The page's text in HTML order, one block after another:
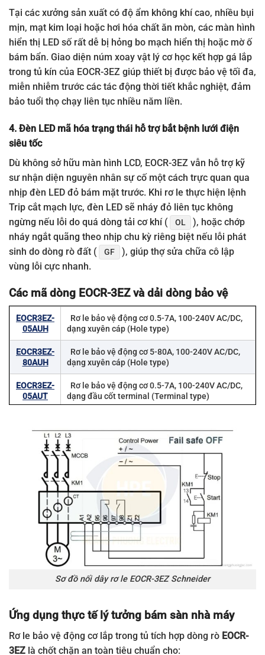
Tại các xưởng sản xuất có độ ẩm không khí cao, nhiều bụi
mịn, mạt kim loại hoặc hơi hóa chất ăn mòn, các màn hình
hiển thị LED số rất dễ bị hỏng bo mạch hiển thị hoặc mờ ố
bám bẩn. Giao diện núm xoay vật lý cơ học kết hợp gá lắp
trong tủ kín của EOCR-3EZ giúp thiết bị được bảo vệ tối đa,
miễn nhiễm trước các tác động thời tiết khắc nghiệt, đảm
bảo tuổi thọ chạy liên tục nhiều năm liền.
4. Đèn LED mã hóa trạng thái hỗ trợ bắt bệnh lưới điện
siêu tốc
Dù không sở hữu màn hình LCD, EOCR-3EZ vẫn hỗ trợ kỹ
sư nhận diện nguyên nhân sự cố một cách trực quan qua
nhịp đèn LED đỏ bám mặt trước. Khi rơ le thực hiện lệnh
Trip cắt mạch lực, đèn LED sẽ nháy đỏ liên tục không
ngừng nếu lỗi do quá dòng tải cơ khí (
OL
), hoặc chớp
nháy ngắt quãng theo nhịp chu kỳ riêng biệt nếu lỗi phát
sinh do dòng rò đất (
GF
), giúp thợ sửa chữa cô lập
vùng lỗi cực nhanh.
Các mã dòng EOCR-3EZ và dải dòng bảo vệ
EOCR3EZ-
05AUH
Rơ le bảo vệ động cơ 0.5-7A, 100-240V AC/DC,
dạng xuyên cáp (Hole type)
EOCR3EZ-
80AUH
Rơ le bảo vệ động cơ 5-80A, 100-240V AC/DC,
dạng xuyên cáp (Hole type)
EOCR3EZ-
05AUT
Rơ le bảo vệ động cơ 0.5-7A, 100-240V AC/DC,
dạng đầu cốt terminal (Terminal type)
80AUT
dạng đầu cốt terminal (Terminal type)
EOCR3EZ-
Rơ le bảo vệ động cơ 0.5-7A, 100-240V AC/DC,
dạng xuyên cáp (Hole type)
EOCR3EZ-
80CUH
Rơ le bảo vệ động cơ 5-80A, 100-240V AC/DC,
dạng xuyên cáp (Hole type)
EOCR3EZ-
Rơ le bảo vệ động cơ 0.5-7A, 100-240V AC/DC,
dạng đầu cốt terminal (Terminal type)
EOCR3EZ-
80CUT
Rơ le bảo vệ động cơ 5-80A, 100-240V AC/DC,
dạng đầu cốt terminal (Terminal type)
Sơ đồ nối dây rơ le EOCR-3EZ Schneider
Ứng dụng thực tế lý tưởng bám sàn nhà máy
Rơ le bảo vệ động cơ lắp trong tủ tích hợp dòng rò EOCR-
3EZ là chốt chặn an toàn tiêu chuẩn cho: